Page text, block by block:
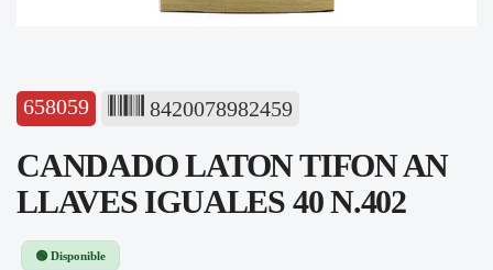
658059 8420078982459
CANDADO LATON TIFON AN
LLAVES IGUALES 40 N.402
🟢 Disponible